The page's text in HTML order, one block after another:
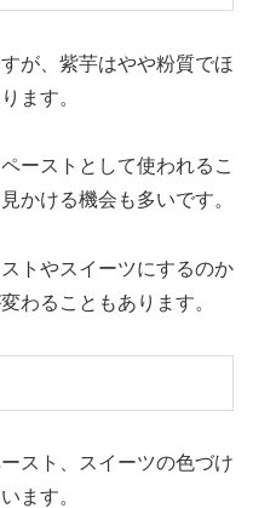
が、紫芋はやや粉質でほ
ます。
ーストとして使われるこ
かける機会も多いです。
トやスイーツにするのか
わることもあります。
スト、スイーツの色づけ
ます。